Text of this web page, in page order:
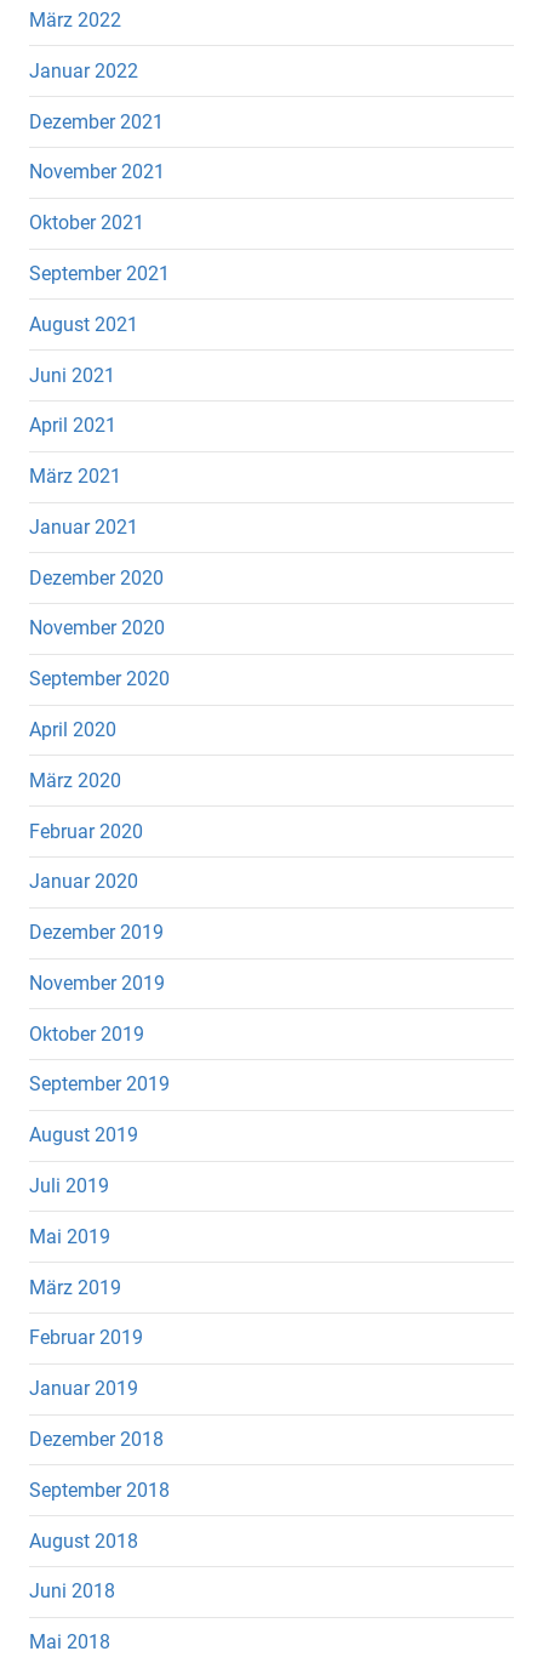
März 2022
Januar 2022
Dezember 2021
November 2021
Oktober 2021
September 2021
August 2021
Juni 2021
April 2021
März 2021
Januar 2021
Dezember 2020
November 2020
September 2020
April 2020
März 2020
Februar 2020
Januar 2020
Dezember 2019
November 2019
Oktober 2019
September 2019
August 2019
Juli 2019
Mai 2019
März 2019
Februar 2019
Januar 2019
Dezember 2018
September 2018
August 2018
Juni 2018
Mai 2018